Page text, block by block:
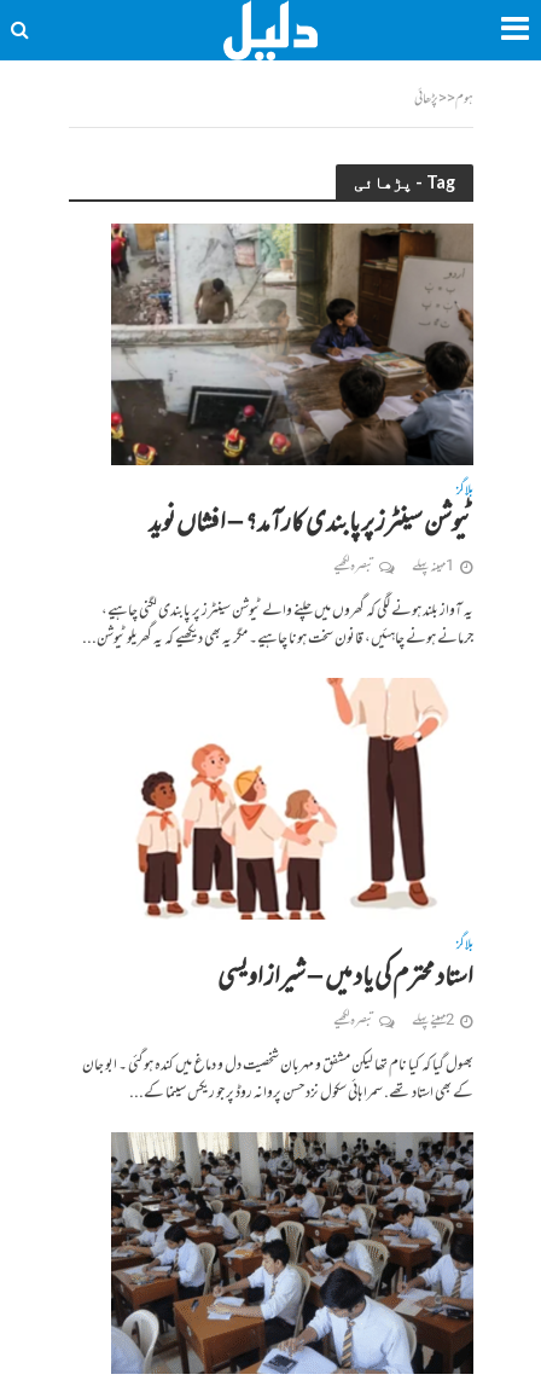
ہوم<<پڑھائی
Tag - پڑھائی
بلاگز
ٹیوشن سینٹرز پر پابندی کارآمد؟ – افشاں نوید
1 مہینہ پہلے تبصرہ لکھیے
یہ آواز بلند ہونے لگی کہ گھروں میں چلنے والے ٹیوشن سینٹرز پر پابندی لگنی چاہیے،
جرمانے ہونے چاہئیں، قانون سخت ہونا چاہیے۔ مگر یہ بھی دیکھیے کہ یہ گھریلو ٹیوشن...
بلاگز
استاد محترم کی یاد میں – شیراز اویسی
2 مہینے پہلے تبصرہ لکھیے
بھول گیا کہ کیا نام تھا لیکن مشفق و مہربان شخصیت دل و دماغ میں کندہ ہو گئی ۔ ابو جان
کے بھی استاد تھے. سمرا ہائی سکول نزد حسن پروانہ روڈ پر جو ریکس سینما کے...